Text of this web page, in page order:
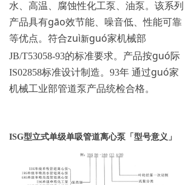
水、高温、腐蚀性化工泵、油泵。该系列
产品具有gāo效节能、噪音低、性能可靠
等优点。符合zuì新guó家机械部
JB/T53058-93的标准要求。产品按guó际
IS02858标准设计制造。93年 通过guó家
机械工业部管道泵产品统检合格。
ISG型立式单级单吸管道离心泵 「 型号意义 」